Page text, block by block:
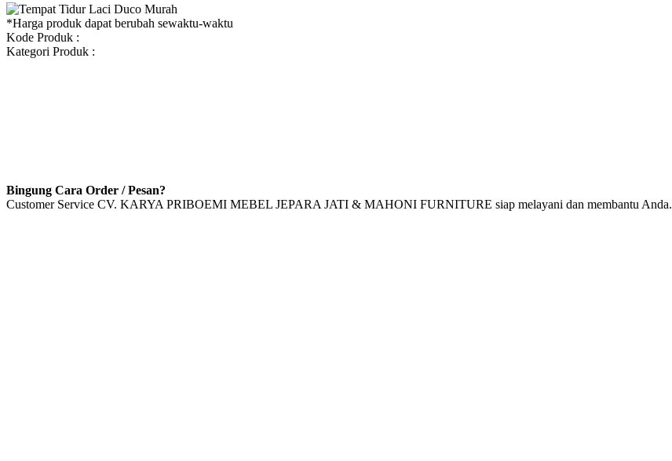
*Harga produk dapat berubah sewaktu-waktu
Kode Produk :
Kategori Produk :
Bingung Cara Order / Pesan?
Customer Service CV. KARYA PRIBOEMI MEBEL JEPARA JATI & MAHONI FURNITURE siap melayani dan membantu Anda.